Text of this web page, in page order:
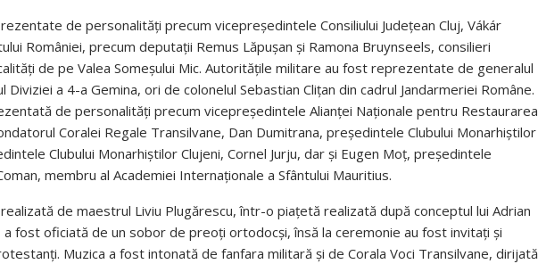
de personalități precum vicepreședintele Consiliului Județean Cluj, Vákár
României, precum deputații Remus Lăpușan și Ramona Bruynseels, consilieri
de pe Valea Someșului Mic. Autoritățile militare au fost reprezentate de generalul
Diviziei a 4-a Gemina, ori de colonelul Sebastian Clițan din cadrul Jandarmeriei Române.
de personalități precum vicepreședintele Alianței Naționale pentru Restaurarea
Coralei Regale Transilvane, Dan Dumitrana, președintele Clubului Monarhiștilor
Clubului Monarhiștilor Clujeni, Cornel Jurju, dar și Eugen Moț, președintele
membru al Academiei Internaționale a Sfântului Mauritius.
de maestrul Liviu Plugărescu, într-o piațetă realizată după conceptul lui Adrian
fost oficiată de un sobor de preoți ortodocși, însă la ceremonie au fost invitați și
Muzica a fost intonată de fanfara militară și de Corala Voci Transilvane, dirijată